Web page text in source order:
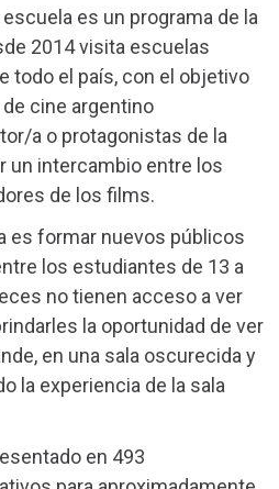
es un programa de la
2014 visita escuelas
todo el país, con el objetivo
cine argentino
a o protagonistas de la
un intercambio entre los
de los films.
es formar nuevos públicos
los estudiantes de 13 a
no tienen acceso a ver
la oportunidad de ver
en una sala oscurecida y
la experiencia de la sala
en 493